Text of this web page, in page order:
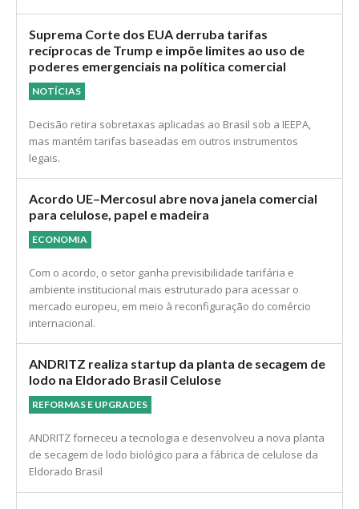
Suprema Corte dos EUA derruba tarifas
recíprocas de Trump e impõe limites ao uso de
poderes emergenciais na política comercial
NOTÍCIAS
Decisão retira sobretaxas aplicadas ao Brasil sob a IEEPA,
mas mantém tarifas baseadas em outros instrumentos
legais.
Acordo UE–Mercosul abre nova janela comercial
para celulose, papel e madeira
ECONOMIA
Com o acordo, o setor ganha previsibilidade tarifária e
ambiente institucional mais estruturado para acessar o
mercado europeu, em meio à reconfiguração do comércio
internacional.
ANDRITZ realiza startup da planta de secagem de
lodo na Eldorado Brasil Celulose
REFORMAS E UPGRADES
ANDRITZ forneceu a tecnologia e desenvolveu a nova planta
de secagem de lodo biológico para a fábrica de celulose da
Eldorado Brasil